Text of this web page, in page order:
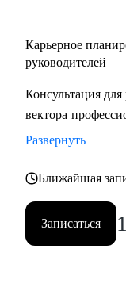
Карьерное
руководителей
Консультация
вектора
Развернуть
Ближайшая
Записаться